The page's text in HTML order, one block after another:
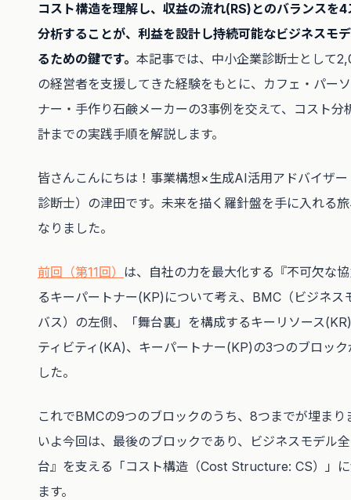
コスト構造を理解し、収益の流れ(RS)とのバランスを
分析することが、利益を設計し持続可能なビジネスモ
るための鍵です。 本記事では、中小企業診断士として
の経営者を支援してきた経験をもとに、カフェ・パー
ナー・手作り石鹸メーカーの3事例を交えて、コスト分
計までの実践手順を解説します。
皆さんこんにちは！事業構想×生成AI活用アドバイザ
診断士）の津田です。未来を描く羅針盤を手に入れる
なりました。
前回（第11回） は、自社の力を最大化する『不可欠な
るキーパートナー(KP)について考え、BMC（ビジネス
バス）の左側、「舞台裏」を構成するキーリソース
ティビティ(KA)、キーパートナー(KP)の3つのブロッ
した。
これでBMCの9つのブロックのうち、8つまでが埋まり
いよ今回は、最後のブロックであり、ビジネスモデル
台』を支える「コスト構造（Cost Structure: CS）」
ます。